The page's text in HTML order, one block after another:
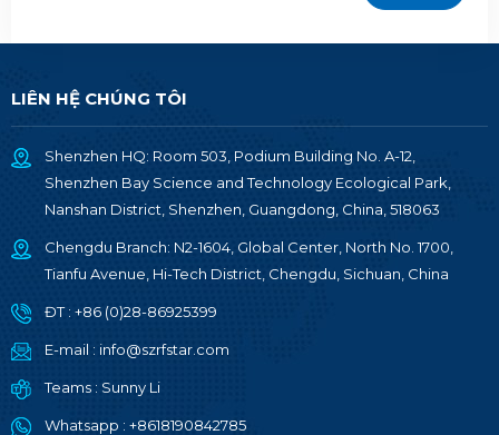
LIÊN HỆ CHÚNG TÔI
Shenzhen HQ: Room 503, Podium Building No. A-12,
Shenzhen Bay Science and Technology Ecological Park,
Nanshan District, Shenzhen, Guangdong, China, 518063
Chengdu Branch: N2-1604, Global Center, North No. 1700,
Tianfu Avenue, Hi-Tech District, Chengdu, Sichuan, China
ĐT : +86 (0)28-86925399
E-mail : info@szrfstar.com
Teams : Sunny Li
Whatsapp : +8618190842785